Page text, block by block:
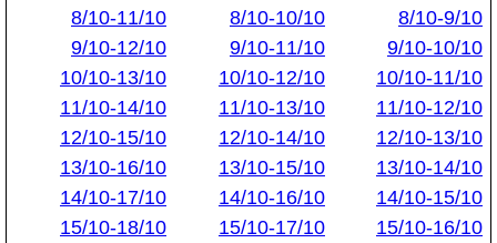
8/10-9/10
8/10-10/10
8/10-11/10
9/10-10/10
9/10-11/10
9/10-12/10
10/10-11/10
10/10-12/10
10/10-13/10
11/10-12/10
11/10-13/10
11/10-14/10
12/10-13/10
12/10-14/10
12/10-15/10
13/10-14/10
13/10-15/10
13/10-16/10
14/10-15/10
14/10-16/10
14/10-17/10
15/10-16/10
15/10-17/10
15/10-18/10